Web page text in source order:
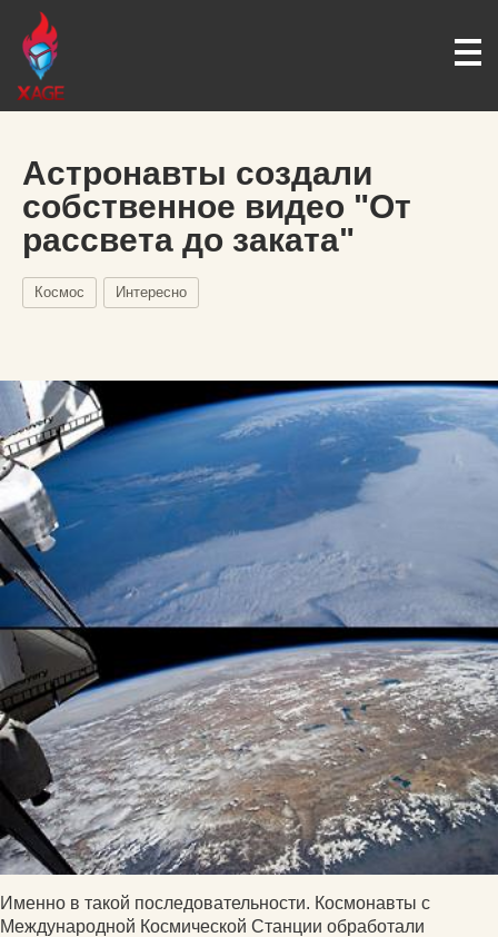
Астронавты создали
собственное видео "От
рассвета до заката"
Космос Интересно
Именно в такой последовательности. Космонавты с
Международной Космической Станции обработали